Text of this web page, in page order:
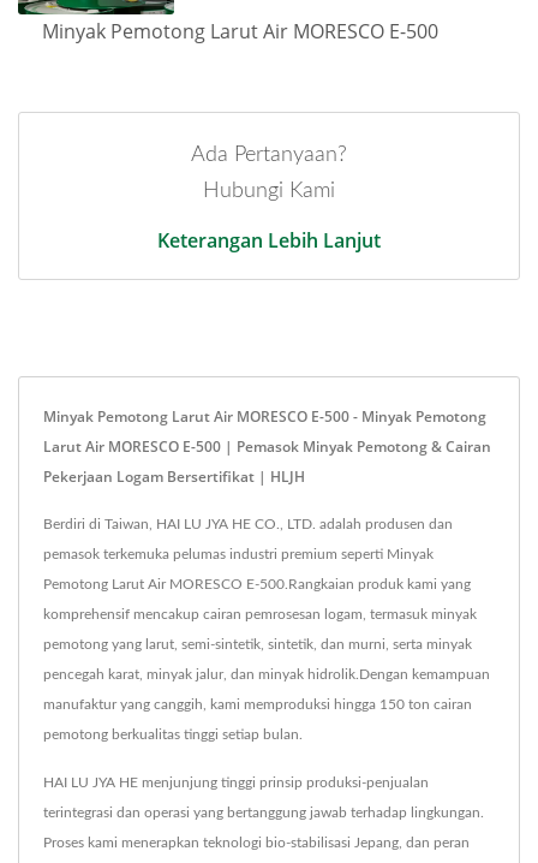
Minyak Pemotong Larut Air MORESCO E-500
Ada Pertanyaan?
Hubungi Kami
Keterangan Lebih Lanjut
Minyak Pemotong Larut Air MORESCO E-500 - Minyak Pemotong
Larut Air MORESCO E-500 | Pemasok Minyak Pemotong & Cairan
Pekerjaan Logam Bersertifikat | HLJH
Berdiri di Taiwan, HAI LU JYA HE CO., LTD. adalah produsen dan
pemasok terkemuka pelumas industri premium seperti Minyak
Pemotong Larut Air MORESCO E-500.Rangkaian produk kami yang
komprehensif mencakup cairan pemrosesan logam, termasuk minyak
pemotong yang larut, semi-sintetik, sintetik, dan murni, serta minyak
pencegah karat, minyak jalur, dan minyak hidrolik.Dengan kemampuan
manufaktur yang canggih, kami memproduksi hingga 150 ton cairan
pemotong berkualitas tinggi setiap bulan.
HAI LU JYA HE menjunjung tinggi prinsip produksi-penjualan
terintegrasi dan operasi yang bertanggung jawab terhadap lingkungan.
Proses kami menerapkan teknologi bio-stabilisasi Jepang, dan peran